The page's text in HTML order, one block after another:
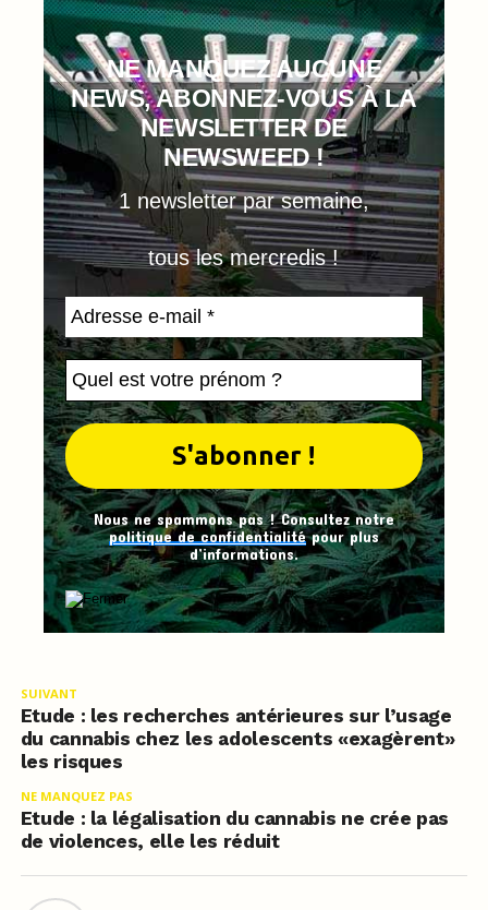
NE MANQUEZ AUCUNE
NEWS, ABONNEZ-VOUS À LA
NEWSLETTER DE
NEWSWEED !
1 newsletter par semaine,
tous les mercredis !
Nous ne spammons pas ! Consultez notre
politique de confidentialitépour plus
d’informations.
SUIVANT
Etude : les recherches antérieures sur l’usage
du cannabis chez les adolescents «exagèrent»
les risques
NE MANQUEZ PAS
Etude : la légalisation du cannabis ne crée pas
de violences, elle les réduit